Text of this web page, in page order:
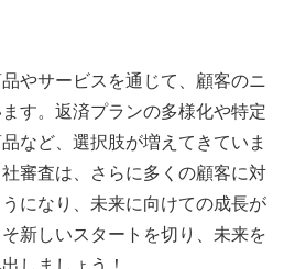
やサービスを通じて、顧客のニ
す。返済プランの多様化や特定
など、選択肢が増えてきていま
審査は、さらに多くの顧客に対
になり、未来に向けての成長が
新しいスタートを切り、未来を
しましょう！